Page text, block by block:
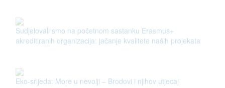
Sudjelovali smo na početnom sastanku Erasmus+
akreditiranih organizacija: jačanje kvalitete naših projekata
Eko-srijeda: More u nevolji – Brodovi i njihov utjecaj